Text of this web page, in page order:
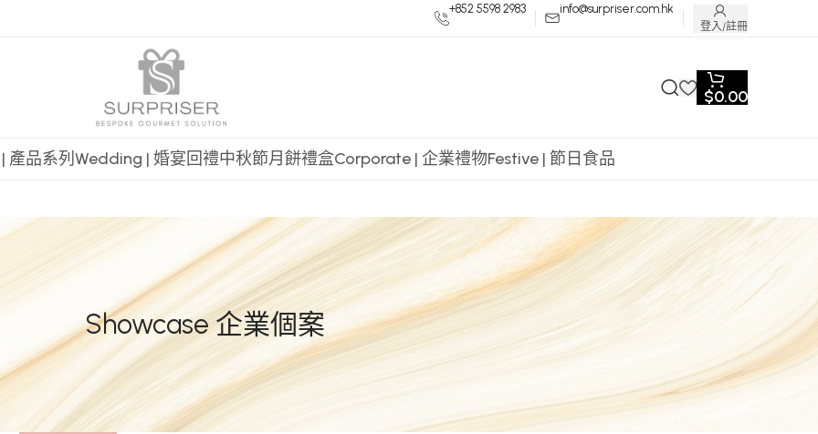
+852 5598 2983 info@surpriser.com.hk
登入/註冊
$0.00
產品系列 Wedding | 婚宴回禮中秋節月餅禮盒Corporate | 企業禮物Festive | 節日食品
Showcase 企業個案